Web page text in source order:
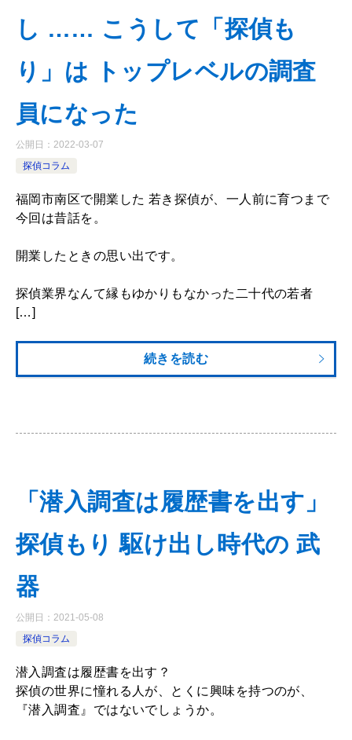
し …… こうして「探偵も
り」は トップレベルの調査
員になった
公開日： 2022-03-07
探偵コラム
福岡市南区で開業した 若き探偵が、一人前に育つまで
今回は昔話を。
開業したときの思い出です。
探偵業界なんて縁もゆかりもなかった二十代の若者
[…]
続きを読む
「潜入調査は履歴書を出す」
探偵もり 駆け出し時代の 武
器
公開日： 2021-05-08
探偵コラム
潜入調査は履歴書を出す？
探偵の世界に憧れる人が、とくに興味を持つのが、
『潜入調査』ではないでしょうか。